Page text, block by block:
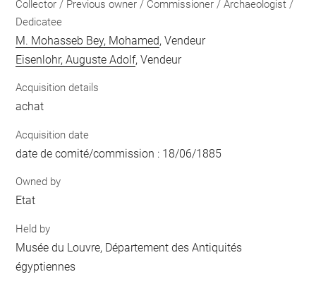
Collector / Previous owner / Commissioner / Archaeologist /
Dedicatee
M. Mohasseb Bey, Mohamed, Vendeur
Eisenlohr, Auguste Adolf, Vendeur
Acquisition details
achat
Acquisition date
date de comité/commission : 18/06/1885
Owned by
Etat
Held by
Musée du Louvre, Département des Antiquités
égyptiennes